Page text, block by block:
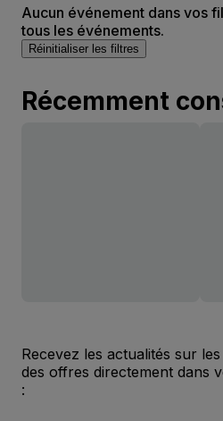
Aucun événement dans vos
tous les événements.
Réinitialiser les filtres
Récemment
Recevez les actualités sur
des offres directement dans
: